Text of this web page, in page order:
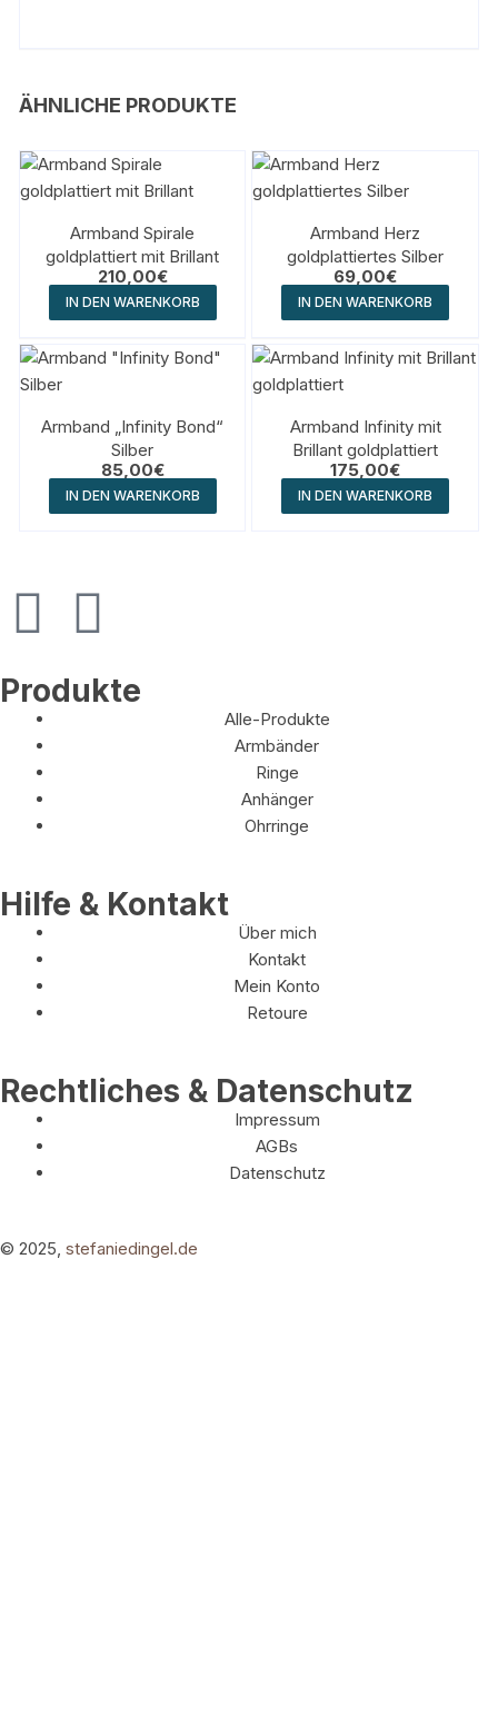
ÄHNLICHE PRODUKTE
Armband Spirale
goldplattiert mit Brillant
210,00€
IN DEN WARENKORB
Armband Herz
goldplattiertes Silber
69,00€
IN DEN WARENKORB
Armband „Infinity Bond“
Silber
85,00€
IN DEN WARENKORB
Armband Infinity mit
Brillant goldplattiert
175,00€
IN DEN WARENKORB
Produkte
Alle-Produkte
Armbänder
Ringe
Anhänger
Ohrringe
Hilfe & Kontakt
Über mich
Kontakt
Mein Konto
Retoure
Rechtliches & Datenschutz
Impressum
AGBs
Datenschutz
© 2025, stefaniedingel.de